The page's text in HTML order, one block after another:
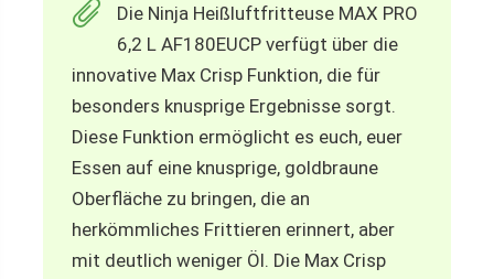
Die Ninja Heißluftfritteuse MAX PRO
6,2 L AF180EUCP verfügt über die
innovative Max Crisp Funktion, die für
besonders knusprige Ergebnisse sorgt.
Diese Funktion ermöglicht es euch, euer
Essen auf eine knusprige, goldbraune
Oberfläche zu bringen, die an
herkömmliches Frittieren erinnert, aber
mit deutlich weniger Öl. Die Max Crisp